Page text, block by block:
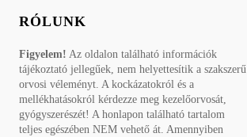
RÓLUNK
Figyelem! Az oldalon található információk
tájékoztató jellegűek, nem helyettesítik a szakszerű
orvosi véleményt. A kockázatokról és a
mellékhatásokról kérdezze meg kezelőorvosát,
gyógyszerészét! A honlapon található tartalom
teljes egészében NEM vehető át. Amennyiben